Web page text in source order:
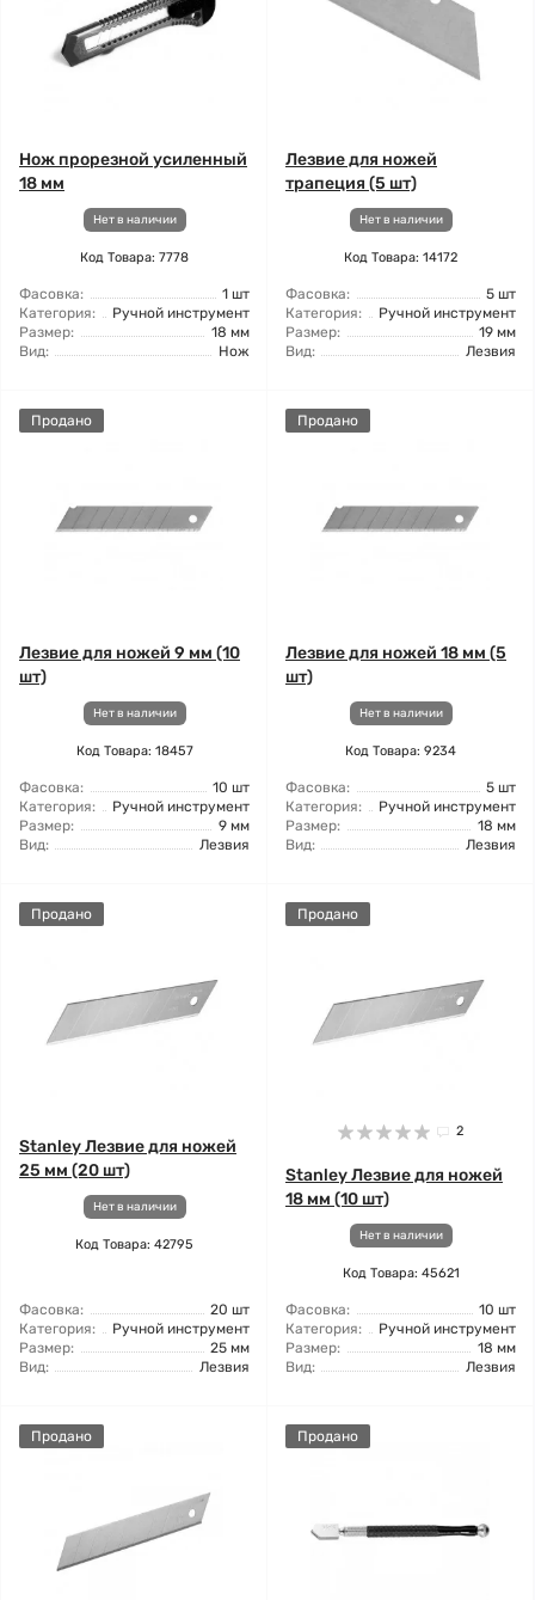
Нож прорезной усиленный
18 мм
Нет в наличии
Код Товара: 7778
Фасовка:
1 шт
Категория:
Ручной инструмент
Размер:
18 мм
Вид:
Нож
Лезвие для ножей
трапеция (5 шт)
Нет в наличии
Код Товара: 14172
Фасовка:
5 шт
Категория:
Ручной инструмент
Размер:
19 мм
Вид:
Лезвия
Продано
Лезвие для ножей 9 мм (10
шт)
Нет в наличии
Код Товара: 18457
Фасовка:
10 шт
Категория:
Ручной инструмент
Размер:
9 мм
Вид:
Лезвия
Продано
Лезвие для ножей 18 мм (5
шт)
Нет в наличии
Код Товара: 9234
Фасовка:
5 шт
Категория:
Ручной инструмент
Размер:
18 мм
Вид:
Лезвия
Продано
Stanley Лезвие для ножей
25 мм (20 шт)
Нет в наличии
Код Товара: 42795
Фасовка:
20 шт
Категория:
Ручной инструмент
Размер:
25 мм
Вид:
Лезвия
Продано
2
Stanley Лезвие для ножей
18 мм (10 шт)
Нет в наличии
Код Товара: 45621
Фасовка:
10 шт
Категория:
Ручной инструмент
Размер:
18 мм
Вид:
Лезвия
Продано Продано